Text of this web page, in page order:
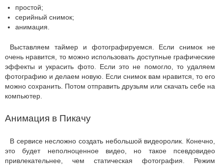
простой;
серийный снимок;
анимация.
Выставляем таймер и фотографируемся. Если снимок не
очень нравится, то можно использовать доступные графические
эффекты и украсить фото. Если это не помогло, то удаляем
фотографию и делаем новую. Если снимок вам нравится, то его
можно сохранить. Потом отправить друзьям или скачать себе на
компьютер.
Анимация в Пикачу
В сервисе несложно создать небольшой видеоролик. Конечно,
это будет неполноценное видео, но такое псевдовидео
привлекательнее, чем статическая фотография. Режим